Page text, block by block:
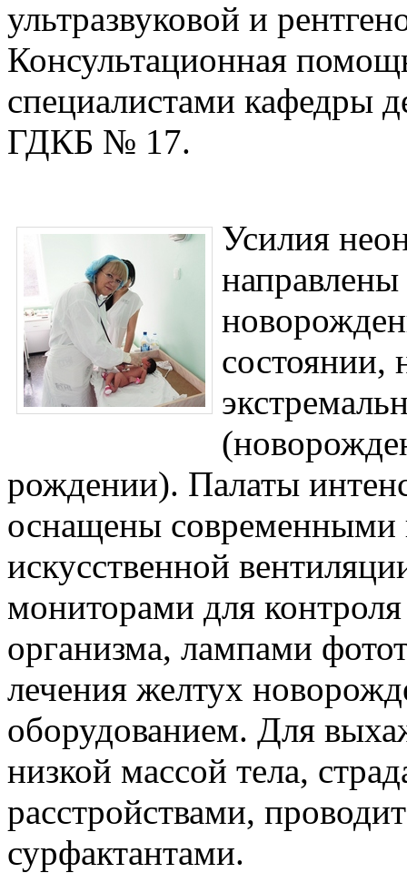
ультразвуковой и
Консультационная
специалистами кафедры
ГДКБ № 17.
Усилия
состоянии,
рождении). Палаты
оснащены современными
искусственной
мониторами для
организма, лампами
лечения желтух
оборудованием. Для
низкой массой тела,
расстройствами,
сурфактантами.